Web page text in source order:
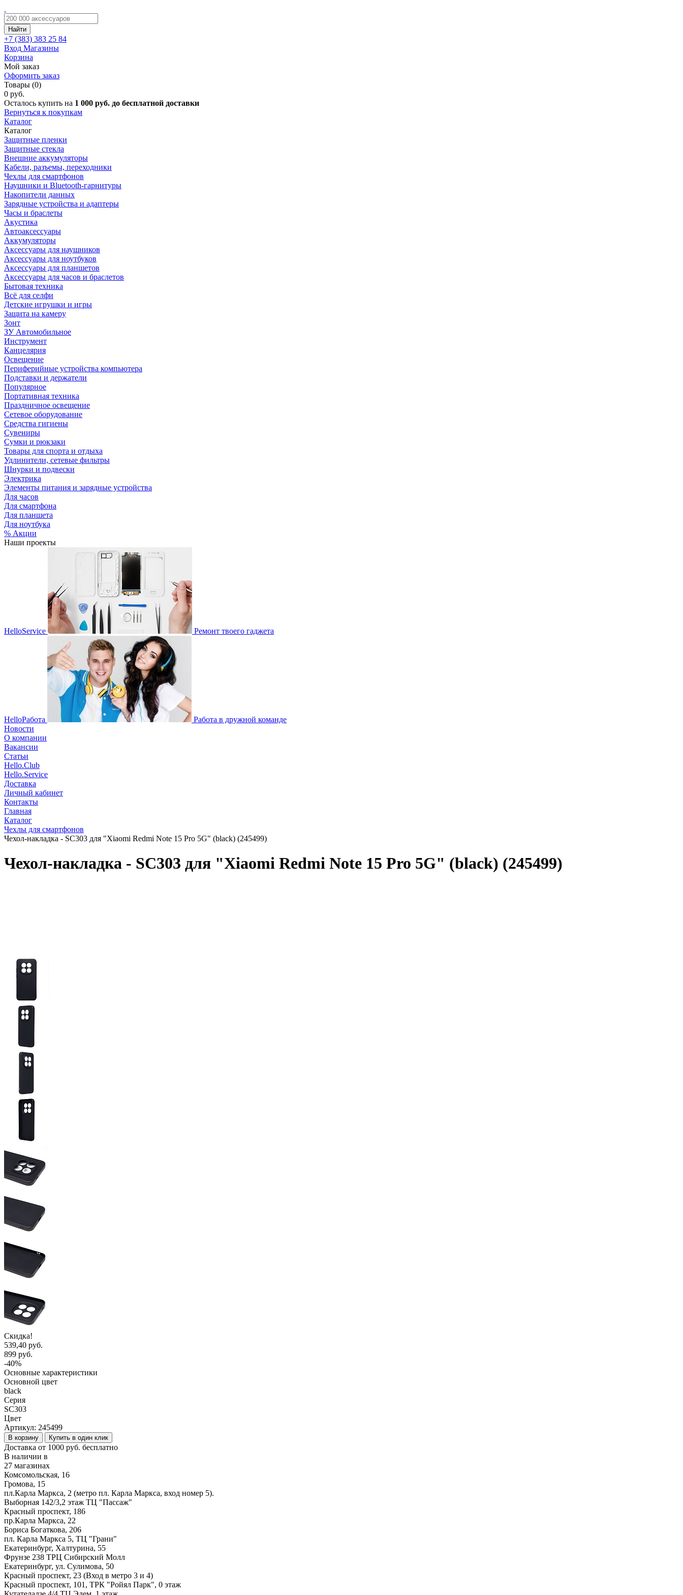
Найти
+7 (383) 383 25 84
Вход Магазины
Корзина
Мой заказ
Оформить заказ
Товары (0)
0 руб.
Осталось купить на 1 000 руб. до бесплатной доставки
Вернуться к покупкам
Каталог
Каталог
Защитные пленки
Защитные стекла
Внешние аккумуляторы
Кабели, разъемы, переходники
Чехлы для смартфонов
Наушники и Bluetooth-гарнитуры
Накопители данных
Зарядные устройства и адаптеры
Часы и браслеты
Акустика
Автоаксессуары
Аккумуляторы
Аксессуары для наушников
Аксессуары для ноутбуков
Аксессуары для планшетов
Аксессуары для часов и браслетов
Бытовая техника
Всё для селфи
Детские игрушки и игры
Защита на камеру
Зонт
ЗУ Автомобильное
Инструмент
Канцелярия
Освещение
Периферийные устройства компьютера
Подставки и держатели
Популярное
Портативная техника
Праздничное освещение
Сетевое оборудование
Средства гигиены
Сувениры
Сумки и рюкзаки
Товары для спорта и отдыха
Удлинители, сетевые фильтры
Шнурки и подвески
Электрика
Элементы питания и зарядные устройства
Для часов
Для смартфона
Для планшета
Для ноутбука
% Акции
Наши проекты
HelloService Ремонт твоего гаджета
HelloРабота
Работа в дружной команде
Новости
О компании
Вакансии
Статьи
Hello.Club
Hello.Service
Доставка
Личный кабинет
Контакты
Главная
Каталог
Чехлы для смартфонов
Чехол-накладка - SC303 для "Xiaomi Redmi Note 15 Pro 5G" (black) (245499)
Чехол-накладка - SC303 для "Xiaomi Redmi Note 15 Pro 5G" (black) (245499)
Скидка!
539,40 руб.
899 руб.
-40%
Основные характеристики
Основной цвет
black
Серия
SC303
Цвет
Артикул: 245499
В корзину Купить в один клик
Доставка от 1000 руб. бесплатно
В наличии в
27 магазинах
Комсомольская, 16
Громова, 15
пл.Карла Маркса, 2 (метро пл. Карла Маркса, вход номер 5).
Выборная 142/3,2 этаж ТЦ "Пассаж"
Красный проспект, 186
пр.Карла Маркса, 22
Бориса Богаткова, 206
пл. Карла Маркса 5, ТЦ "Грани"
Екатеринбург, Халтурина, 55
Фрунзе 238 ТРЦ Сибирский Молл
Екатеринбург, ул. Сулимова, 50
Красный проспект, 23 (Вход в метро 3 и 4)
Красный проспект, 101, ТРК "Ройял Парк", 0 этаж